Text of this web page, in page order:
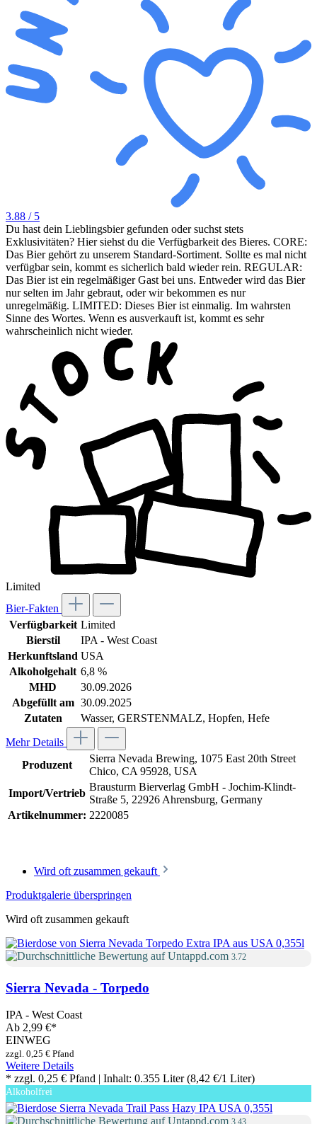
3.88 / 5
Du hast dein Lieblingsbier gefunden oder suchst stets
Exklusivitäten? Hier siehst du die Verfügbarkeit des Bieres. CORE:
Das Bier gehört zu unserem Standard-Sortiment. Sollte es mal nicht
verfügbar sein, kommt es sicherlich bald wieder rein. REGULAR:
Das Bier ist ein regelmäßiger Gast bei uns. Entweder wird das Bier
nur selten im Jahr gebraut, oder wir bekommen es nur
unregelmäßig. LIMITED: Dieses Bier ist einmalig. Im wahrsten
Sinne des Wortes. Wenn es ausverkauft ist, kommt es sehr
wahrscheinlich nicht wieder.
Limited
Bier-Fakten
Verfügbarkeit Limited
Bierstil
IPA - West Coast
Herkunftsland USA
Alkoholgehalt 6,8 %
MHD
30.09.2026
Abgefüllt am 30.09.2025
Zutaten
Wasser, GERSTENMALZ, Hopfen, Hefe
Mehr Details
Produzent
Sierra Nevada Brewing, 1075 East 20th Street
Chico, CA 95928, USA
Import/Vertrieb
Brausturm Bierverlag GmbH - Jochim-Klindt-
Straße 5, 22926 Ahrensburg, Germany
Artikelnummer: 2220085
Wird oft zusammen gekauft
Produktgalerie überspringen
Wird oft zusammen gekauft
3.72
Sierra Nevada - Torpedo
IPA - West Coast
Ab 2,99 €*
EINWEG
zzgl. 0,25 € Pfand
Weitere Details
* zzgl. 0,25 € Pfand | Inhalt: 0.355 Liter (8,42 €/1 Liter)
Alkoholfrei